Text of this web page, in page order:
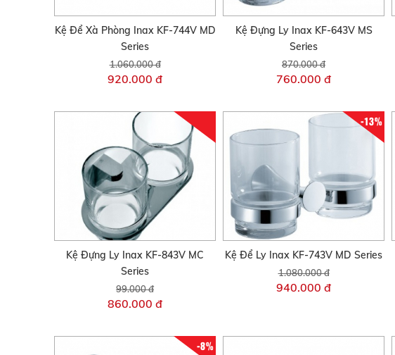
Kệ Để Xà Phòng Inax KF-744V MD
Series
1.060.000 đ
920.000 đ
Kệ Đựng Ly Inax KF-643V MS
Series
870.000 đ
760.000 đ
Kệ Đựng Ly Inax KF-843V MC
Series
99.000 đ
860.000 đ
-13%
Kệ Để Ly Inax KF-743V MD Series
1.080.000 đ
940.000 đ
-8%